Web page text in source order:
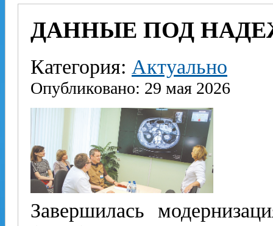
ДАННЫЕ ПОД
Категория: Актуально
Опубликовано: 29 мая 2026
Завершилась